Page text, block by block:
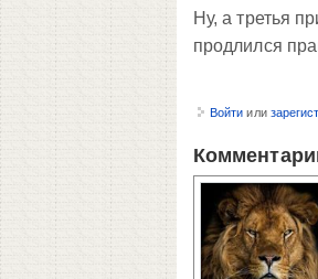
Ну, а третья
продлился
Войти или